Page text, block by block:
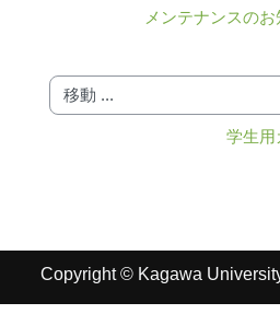
メンテナンスの
移動 ...
学生
Copyright © Kagawa